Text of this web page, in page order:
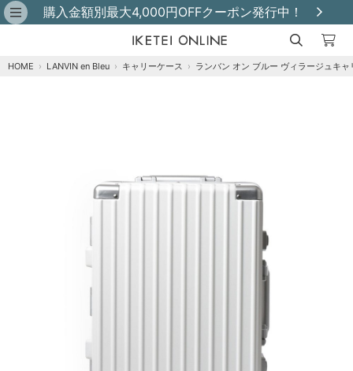
購入金額別最大4,000円OFFクーポン発行中！
HOME › LANVIN en Bleu › キャリーケース › ランバン オン ブルー ヴィラージュキ
在庫あり
カートに追加